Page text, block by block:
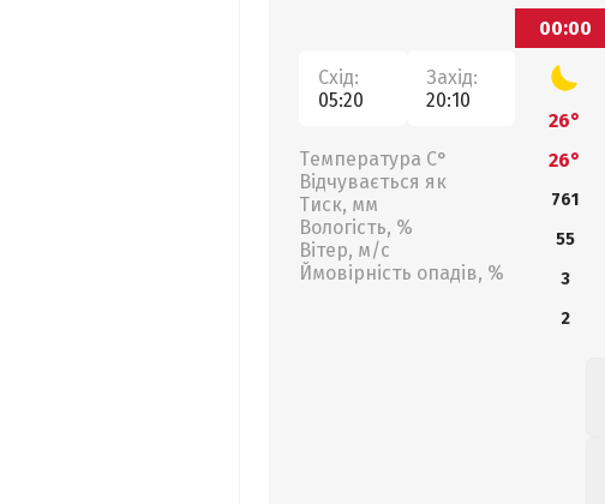
Схід:
05:20
Захід:
20:10
Температура С°
Відчувається як
Тиск, мм
Вологість, %
Вітер, м/с
Ймовірність опадів, %
00:00
26°
26°
761
55
3
2